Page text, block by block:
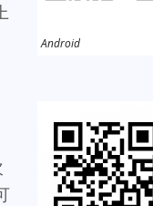
Android